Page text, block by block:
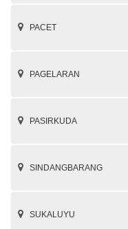
PACET
PAGELARAN
PASIRKUDA
SINDANGBARANG
SUKALUYU